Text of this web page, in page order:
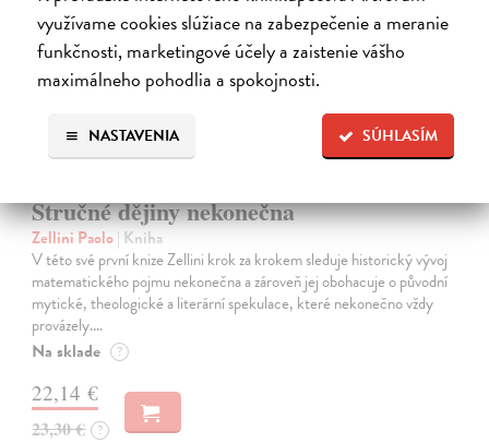
využívame cookies slúžiace na zabezpečenie a meranie
funkčnosti, marketingové účely a zaistenie vášho
maximálneho pohodlia a spokojnosti.
SÚHLASÍM
NASTAVENIA
Stručné dějiny nekonečna
Zellini Paolo | Kniha
V této své první knize Zellini krok za krokem sleduje historický vývoj
matematického pojmu nekonečna a zároveň jej obohacuje o původní
mytické, theologické a literární spekulace, které nekonečno vždy
provázely.…
Na sklade ?
22,14 €
23,30 € ?